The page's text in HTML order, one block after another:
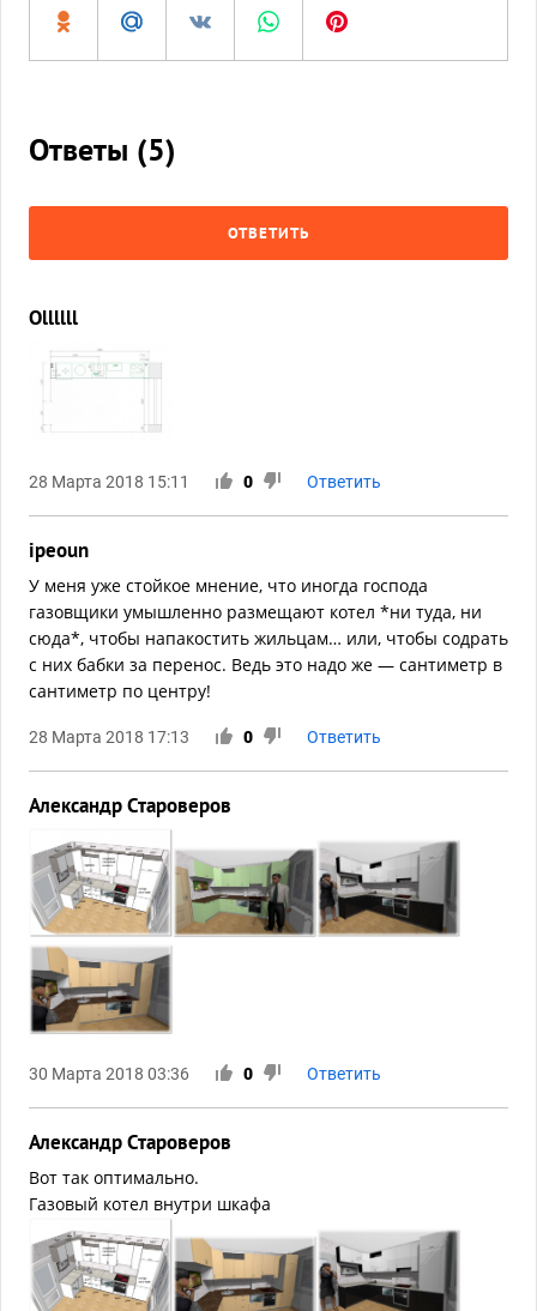
Ответы (5)
ОТВЕТИТЬ
Ollllll
28 Марта 2018 15:11 0 Ответить
ipeoun
У меня уже стойкое мнение, что иногда господа
газовщики умышленно размещают котел *ни туда, ни
сюда*, чтобы напакостить жильцам… или, чтобы содрать
с них бабки за перенос. Ведь это надо же — сантиметр в
сантиметр по центру!
28 Марта 2018 17:13 0 Ответить
Александр Староверов
30 Марта 2018 03:36 0 Ответить
Александр Староверов
Вот так оптимально.
Газовый котел внутри шкафа